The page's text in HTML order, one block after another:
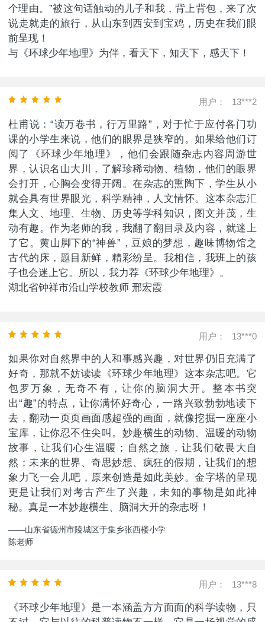
个理由。”被这句话触动的儿子和我，背上背包，来了次
说走就走的旅行，从山东到西安到宝鸡，历史在我们眼
前呈现！
与《环球少年地理》为伴，看天下，知天下，感天下！
用户： 13***2
杜甫说：“读万卷书，行万里路”，对于忙于应付各门功
课的小学生来说，他们的眼界是狭窄的。如果给他们订
阅了《环球少年地理》，他们会跟随杂志内容周游世
界，认识名山大川，了解珍稀动物、植物，他们的眼界
会打开，心胸会变得开阔。在杂志的熏陶下，学生从小
就会具有世界眼光，科学精神，人文情怀。这本杂志汇
集人文、地理、生物、历史等学科知识，图文并茂，生
动有趣。作为老师的我，我翻了翻目录及内容，就迷上
了它。黄山脚下的“神兽”，豆娘的梦想，趣味博物馆之
古代的床，题目新鲜，精彩纷呈。我相信，我班上的孩
子也会迷上它。所以，我力荐《环球少年地理》。
湖北省钟祥市沿山学校教师 邢宏霞
用户： 13***0
如果你对自然界中的人和事感兴趣，对世界仍旧充满了
好奇，那就不妨读读《环球少年地理》这本杂志吧。它
包罗万象，无奇不有，让你的脑洞大开。整本书突
出“趣”的特点，让你满怀好奇心，一路兴致勃勃地读下
去，翻动一页页画面感超强的画面，就像挖掘一座座小
宝库，让你忍不住尖叫。妙趣横生的动物、温暖的动物
故事，让我们心生温暖；自然之旅，让我们敬畏大自
然；未来的世界、奇思妙想、疯狂的假期，让我们的想
象力飞一会儿吧，原来创造是如此美妙。金字塔的呈现
更是让我们对考古产生了兴趣，未知的事物是如此神
秘。真是一本妙趣横生、脑洞大开的杂志呀！
——山东省德州市陵城区于集乡张西楼小学
陈老师
用户： 13***8
《环球少年地理》是一本涵盖方方面面的科学读物，只